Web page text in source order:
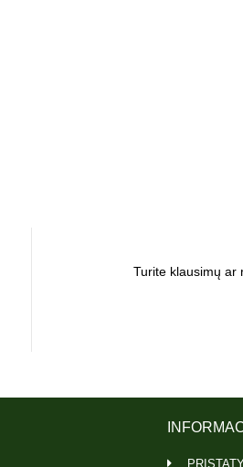
Turite klausimų ar